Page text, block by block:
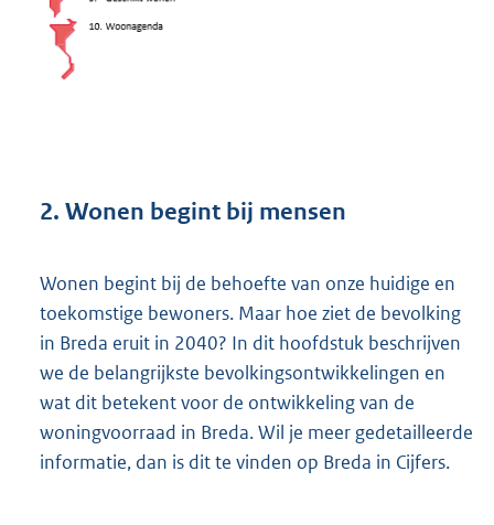
2. Wonen begint bij mensen
Wonen begint bij de behoefte van onze huidige en
toekomstige bewoners. Maar hoe ziet de bevolking
in Breda eruit in 2040? In dit hoofdstuk beschrijven
we de belangrijkste bevolkingsontwikkelingen en
wat dit betekent voor de ontwikkeling van de
woningvoorraad in Breda. Wil je meer gedetailleerde
informatie, dan is dit te vinden op Breda in Cijfers.